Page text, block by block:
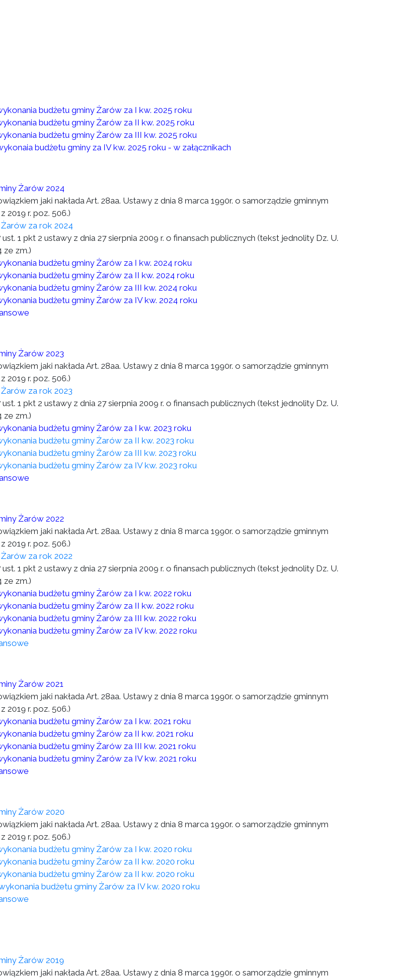
budżetu gminy Żarów za I kw. 2025 roku
budżetu gminy Żarów za II kw. 2025 roku
budżetu gminy Żarów za III kw. 2025 roku
budżetu gminy za IV kw. 2025 roku - w załącznikach
Żarów 2024
jaki nakłada Art. 28aa. Ustawy z dnia 8 marca 1990r. o samorządzie gminnym
2019 r. poz. 506.)
za rok 2024
1 pkt 2 ustawy z dnia 27 sierpnia 2009 r. o finansach publicznych (tekst jednolity Dz. U.
ze zm.)
budżetu gminy Żarów za I kw. 2024 roku
budżetu gminy Żarów za II kw. 2024 roku
budżetu gminy Żarów za III kw. 2024 roku
budżetu gminy Żarów za IV kw. 2024 roku
Żarów 2023
jaki nakłada Art. 28aa. Ustawy z dnia 8 marca 1990r. o samorządzie gminnym
2019 r. poz. 506.)
za rok 2023
1 pkt 2 ustawy z dnia 27 sierpnia 2009 r. o finansach publicznych (tekst jednolity Dz. U.
ze zm.)
budżetu gminy Żarów za I kw. 2023 roku
budżetu gminy Żarów za II kw. 2023 roku
budżetu gminy Żarów za III kw. 2023 roku
budżetu gminy Żarów za IV kw. 2023 roku
Żarów 2022
jaki nakłada Art. 28aa. Ustawy z dnia 8 marca 1990r. o samorządzie gminnym
2019 r. poz. 506.)
za rok 2022
1 pkt 2 ustawy z dnia 27 sierpnia 2009 r. o finansach publicznych (tekst jednolity Dz. U.
ze zm.)
budżetu gminy Żarów za I kw. 2022 roku
budżetu gminy Żarów za II kw. 2022 roku
budżetu gminy Żarów za III kw. 2022 roku
budżetu gminy Żarów za IV kw. 2022 roku
Żarów 2021
jaki nakłada Art. 28aa. Ustawy z dnia 8 marca 1990r. o samorządzie gminnym
2019 r. poz. 506.)
budżetu gminy Żarów za I kw. 2021 roku
budżetu gminy Żarów za II kw. 2021 roku
budżetu gminy Żarów za III kw. 2021 roku
budżetu gminy Żarów za IV kw. 2021 roku
Żarów 2020
jaki nakłada Art. 28aa. Ustawy z dnia 8 marca 1990r. o samorządzie gminnym
2019 r. poz. 506.)
budżetu gminy Żarów za I kw. 2020 roku
budżetu gminy Żarów za II kw. 2020 roku
budżetu gminy Żarów za II kw. 2020 roku
budżetu gminy Żarów za IV kw. 2020 roku
Żarów 2019
jaki nakłada Art. 28aa. Ustawy z dnia 8 marca 1990r. o samorządzie gminnym